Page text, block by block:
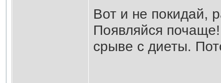
Вот и не покидай,
Появляйся
срыве с диеты.